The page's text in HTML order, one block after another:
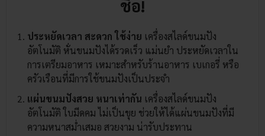
ชื่อ!
ประหยัดเวลา สะดวก ใช้ง่าย เครื่องสไลด์ขนมปัง
อัตโนมัติ หั่นขนมปังได้รวดเร็ว แม่นยำ ประหยัดเวลาใน
การเตรียมอาหาร เหมาะสำหรับร้านอาหาร เบเกอรี่ หรือ
ครัวเรือนที่มีการใช้ขนมปังเป็นประจำ
แผ่นขนมปังสวย หนาเท่ากัน เครื่องสไลด์ขนมปัง
อัตโนมัติ ใบมีดคม ไม่เป็นขุย ช่วยให้ได้แผ่นขนมปังที่มี
ความหนาสม่ำเสมอ สวยงาม น่ารับประทาน